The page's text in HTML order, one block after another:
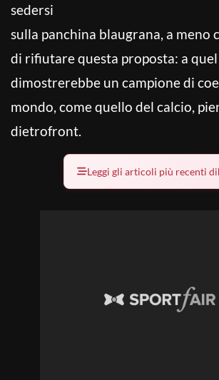
sedersi
sulla panchina blaugrana, a meno
di rifiutare questa proposta: a
dimostrerebbe un campione di
mondo, come quello del calcio,
dietrofront.
Leggi gli articoli più recenti di